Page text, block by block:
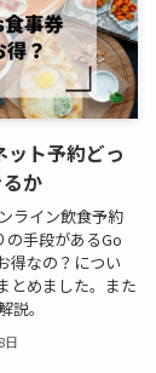
ト予約どっ
か
ライン飲食予約
の手段があるGo
得なの？につい
とめました。また
。
日